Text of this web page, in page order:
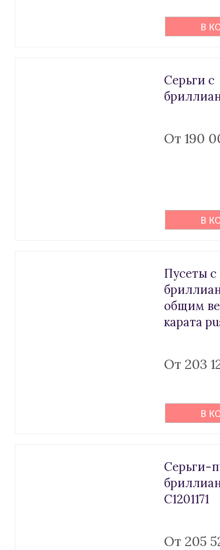
В
Серьги с
От 190
В
Пусеты с
общим
карата
От 203
В
Серьги-
С1201171
От 205